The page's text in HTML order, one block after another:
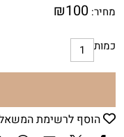
מחיר:
₪100
כמות
הוסף לרשימת